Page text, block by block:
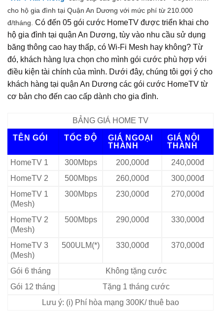
cho hộ gia đình tại Quận An Dương với mức phí từ 210.000
đ/tháng. Có đến 05 gói cước HomeTV được triển khai cho
hộ gia đình tại quận An Dương, tùy vào nhu cầu sử dụng
băng thông cao hay thấp, có Wi‑Fi Mesh hay không? Từ
đó, khách hàng lựa chọn cho mình gói cước phù hợp với
điều kiện tài chính của mình. Dưới đây, chúng tôi gợi ý cho
khách hàng tại quận An Dương các gói cước HomeTV từ
cơ bản cho đến cao cấp dành cho gia đình.
BẢNG GIÁ HOME TV
TÊN GÓI TỐC ĐỘ
GIÁ NGOẠI
THÀNH
GIÁ NỘI
THÀNH
HomeTV 1
300Mbps 200,000đ
240,000đ
HomeTV 2
500Mbps 260,000đ
300,000đ
HomeTV 1
(Mesh)
300Mbps 230,000đ 270,000đ
HomeTV 2
(Mesh)
500Mbps 290,000đ 330,000đ
HomeTV 3
(Mesh)
500ULM(*) 330,000đ 370,000đ
Gói 6 tháng
Không tặng cước
Gói 12 tháng
Tặng 1 tháng cước
Lưu ý: (i) Phí hòa mạng 300K/ thuê bao